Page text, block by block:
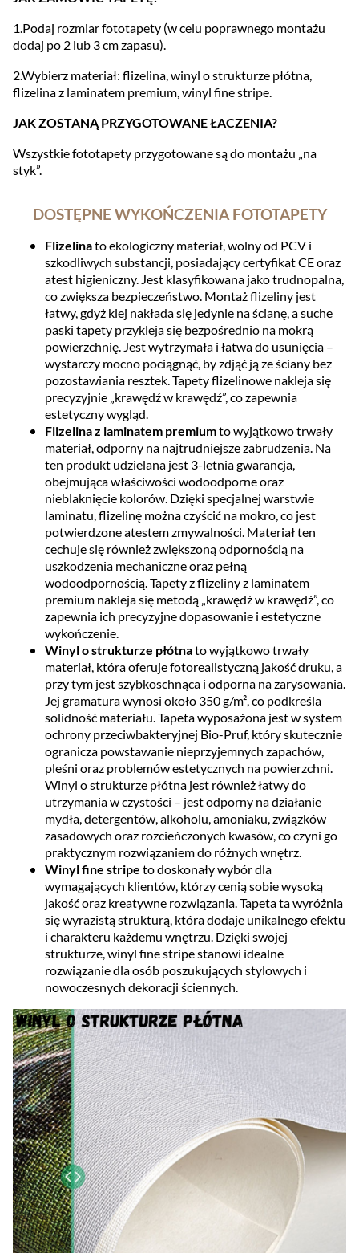
1.Podaj rozmiar fototapety (w celu poprawnego montażu
dodaj po 2 lub 3 cm zapasu).
2.Wybierz materiał: flizelina, winyl o strukturze płótna,
flizelina z laminatem premium, winyl fine stripe.
JAK ZOSTANĄ PRZYGOTOWANE ŁACZENIA?
Wszystkie fototapety przygotowane są do montażu „na
styk”.
DOSTĘPNE WYKOŃCZENIA FOTOTAPETY
Flizelinato ekologiczny materiał, wolny od PCV i
szkodliwych substancji, posiadający certyfikat CE oraz
atest higieniczny. Jest klasyfikowana jako trudnopalna,
co zwiększa bezpieczeństwo. Montaż flizeliny jest
łatwy, gdyż klej nakłada się jedynie na ścianę, a suche
paski tapety przykleja się bezpośrednio na mokrą
powierzchnię. Jest wytrzymała i łatwa do usunięcia –
wystarczy mocno pociągnąć, by zdjąć ją ze ściany bez
pozostawiania resztek. Tapety flizelinowe nakleja się
precyzyjnie „krawędź w krawędź”, co zapewnia
estetyczny wygląd.
Flizelina z laminatem premiumto wyjątkowo trwały
materiał, odporny na najtrudniejsze zabrudzenia. Na
ten produkt udzielana jest 3-letnia gwarancja,
obejmująca właściwości wodoodporne oraz
nieblaknięcie kolorów. Dzięki specjalnej warstwie
laminatu, flizelinę można czyścić na mokro, co jest
potwierdzone atestem zmywalności. Materiał ten
cechuje się również zwiększoną odpornością na
uszkodzenia mechaniczne oraz pełną
wodoodpornością. Tapety z flizeliny z laminatem
premium nakleja się metodą „krawędź w krawędź”, co
zapewnia ich precyzyjne dopasowanie i estetyczne
wykończenie.
Winyl o strukturze płótnato wyjątkowo trwały
materiał, która oferuje fotorealistyczną jakość druku, a
przy tym jest szybkoschnąca i odporna na zarysowania.
Jej gramatura wynosi około 350 g/m², co podkreśla
solidność materiału. Tapeta wyposażona jest w system
ochrony przeciwbakteryjnej Bio-Pruf, który skutecznie
ogranicza powstawanie nieprzyjemnych zapachów,
pleśni oraz problemów estetycznych na powierzchni.
Winyl o strukturze płótna jest również łatwy do
utrzymania w czystości – jest odporny na działanie
mydła, detergentów, alkoholu, amoniaku, związków
zasadowych oraz rozcieńczonych kwasów, co czyni go
praktycznym rozwiązaniem do różnych wnętrz.
Winyl fine stripe to doskonały wybór dla
wymagających klientów, którzy cenią sobie wysoką
jakość oraz kreatywne rozwiązania. Tapeta ta wyróżnia
się wyrazistą strukturą, która dodaje unikalnego efektu
i charakteru każdemu wnętrzu. Dzięki swojej
strukturze, winyl fine stripe stanowi idealne
rozwiązanie dla osób poszukujących stylowych i
nowoczesnych dekoracji ściennych.